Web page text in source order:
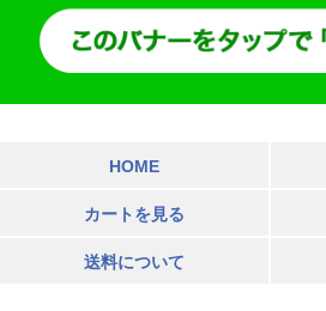
HOME
カートを見る
送料について